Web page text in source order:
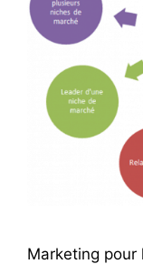
Marketing pour